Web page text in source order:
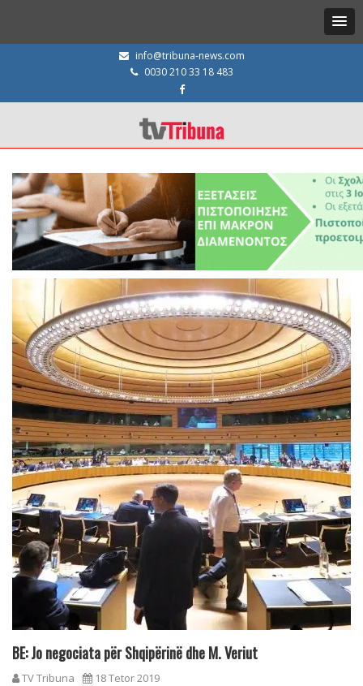
info@tribuna-news.com
0030 210 33 18 483
BE: Jo negociata për Shqipërinë dhe M. Veriut
TV Tribuna 18 Tetor 2019